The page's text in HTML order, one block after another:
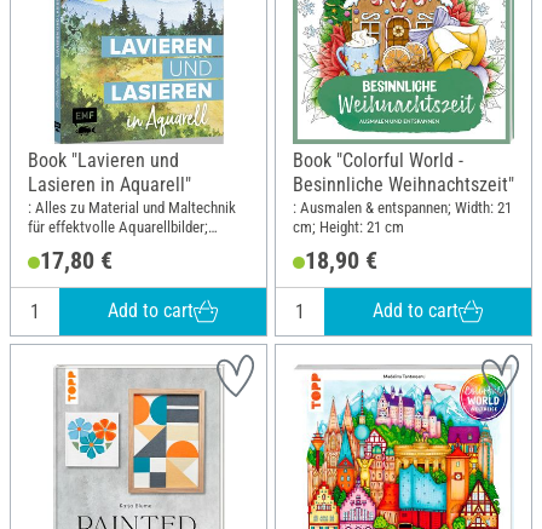
Book "Lavieren und
Lasieren in Aquarell"
: Alles zu Material und Maltechnik
für effektvolle Aquarellbilder;
17,80 €
Add to cart
Book "Colorful World -
Besinnliche Weihnachtszeit"
: Ausmalen & entspannen; Width: 21
cm; Height: 21 cm
18,90 €
Add to cart